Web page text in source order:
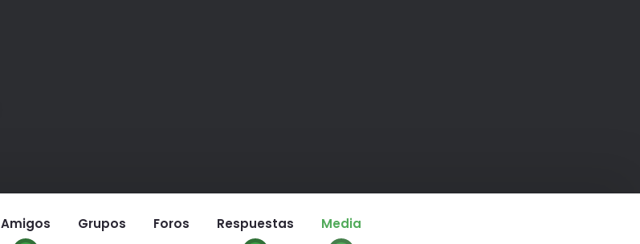
Amigos Grupos Foros Respuestas Media